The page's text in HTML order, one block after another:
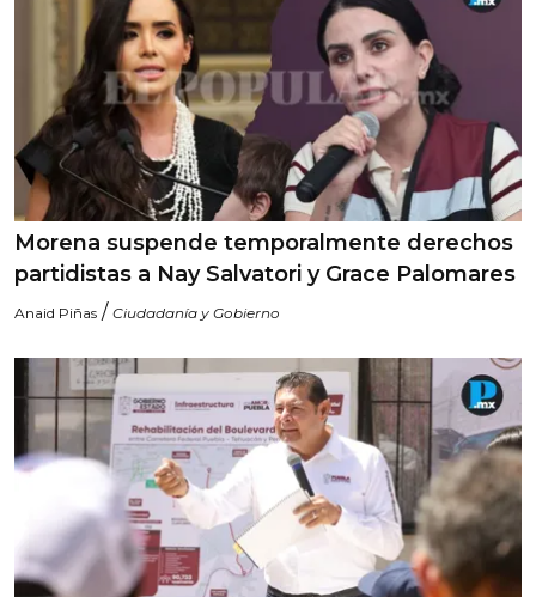
Morena suspende temporalmente derechos
partidistas a Nay Salvatori y Grace Palomares
Anaid Piñas / Ciudadanía y Gobierno